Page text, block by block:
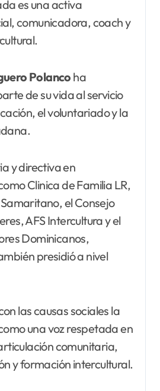
es una activa
comunicadora, coach y
Polanco ha
de su vida al servicio
el voluntariado y la
y directiva en
Clinica de Familia LR,
el Consejo
AFS Intercultura y el
Dominicanos,
presidió a nivel
las causas sociales la
una voz respetada en
comunitaria,
y formación intercultural.